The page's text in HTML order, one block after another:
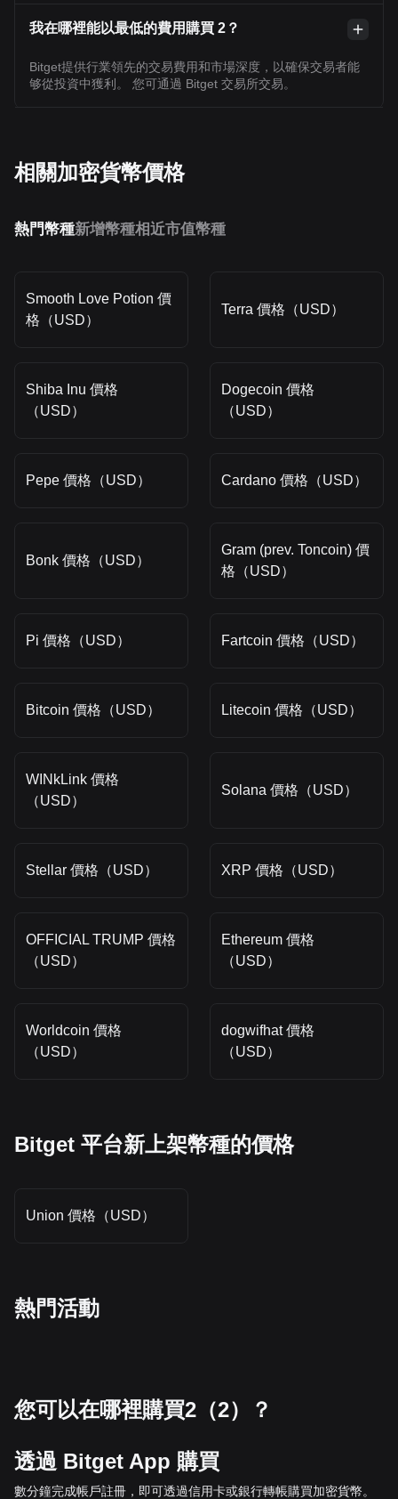
我在哪裡能以最低的費用購買 2？
Bitget提供行業領先的交易費用和市場深度，以確保交易者能
够從投資中獲利。 您可通過 Bitget 交易所交易。
相關加密貨幣價格
熱門幣種新增幣種相近市值幣種
Smooth Love Potion 價
格（USD）
Terra 價格（USD）
Shiba Inu 價格
（USD）
Dogecoin 價格
（USD）
Pepe 價格（USD） Cardano 價格（USD）
Bonk 價格（USD）
Gram (prev. Toncoin) 價
格（USD）
Pi 價格（USD） Fartcoin 價格（USD）
Bitcoin 價格（USD） Litecoin 價格（USD）
WINkLink 價格
（USD）
Solana 價格（USD）
Stellar 價格（USD） XRP 價格（USD）
OFFICIAL TRUMP 價格
（USD）
Ethereum 價格
（USD）
Worldcoin 價格
（USD）
dogwifhat 價格
（USD）
Bitget 平台新上架幣種的價格
Union 價格（USD）
熱門活動
您可以在哪裡購買2（2）？
透過 Bitget App 購買
數分鐘完成帳戶註冊，即可透過信用卡或銀行轉帳購買加密貨幣。